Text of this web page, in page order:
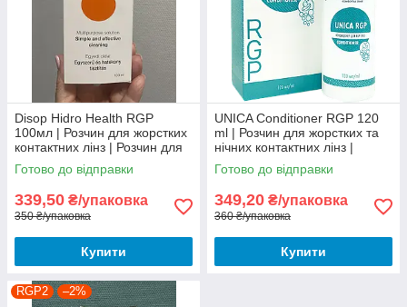
Disop Hidro Health RGP
100мл | Розчин для жорстких
контактних лінз | Розчин для
нічних лінз
Готово до відправки
339,50 ₴/упаковка
350 ₴/упаковка
Купити
UNICA Conditioner RGP 120
ml | Розчин для жорстких та
нічних контактних лінз |
UNICA Conditioner Comfort
Line by Avizor
Готово до відправки
349,20 ₴/упаковка
360 ₴/упаковка
Купити
RGP2 –2%